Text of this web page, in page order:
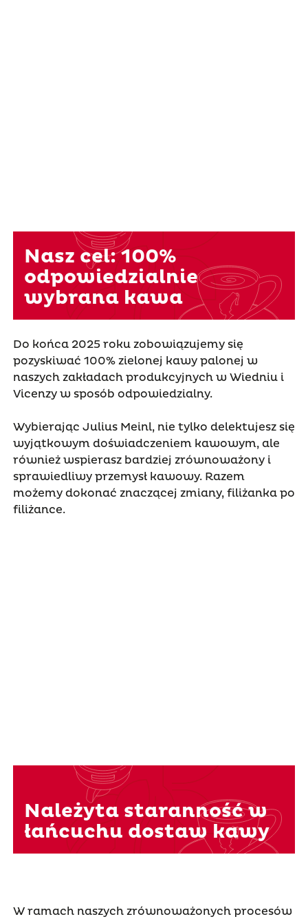
Do końca 2025 roku zobowiązujemy się
pozyskiwać 100% zielonej kawy palonej w
naszych zakładach produkcyjnych w Wiedniu i
Vicenzy w sposób odpowiedzialny.
Wybierając Julius Meinl, nie tylko delektujesz się
wyjątkowym doświadczeniem kawowym, ale
również wspierasz bardziej zrównoważony i
sprawiedliwy przemysł kawowy. Razem
możemy dokonać znaczącej zmiany, filiżanka po
filiżance.
Nasz cel: 100%
odpowiedzialnie
wybrana kawa
W ramach naszych zrównoważonych procesów
Należyta staranność w
łańcuchu dostaw kawy